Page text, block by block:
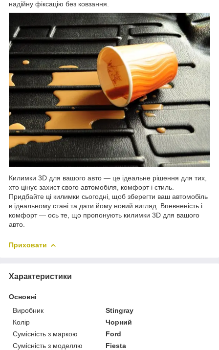
надійну фіксацію без ковзання.
Килимки 3D для вашого авто — це ідеальне рішення для тих,
хто цінує захист свого автомобіля, комфорт і стиль.
Придбайте ці килимки сьогодні, щоб зберегти ваш автомобіль
в ідеальному стані та дати йому новий вигляд. Впевненість і
комфорт — ось те, що пропонують килимки 3D для вашого
авто.
Приховати
Характеристики
Основні
Виробник
Stingray
Колір
Чорний
Сумісність з маркою
Ford
Сумісність з моделлю
Fiesta